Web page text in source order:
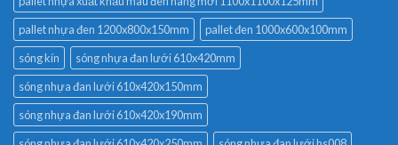
pallet nhựa đen 1200x800x150mm
pallet đen 1000x600x100mm
sóng kín
sóng nhựa đan lưới 610x420mm
sóng nhựa đan lưới 610x420x150mm
sóng nhựa đan lưới 610x420x190mm